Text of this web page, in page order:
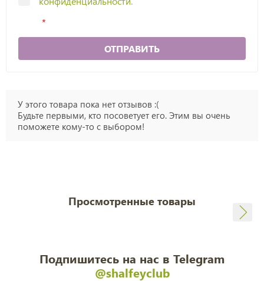
ОТПРАВИТЬ
У этого товара пока нет отзывов :(
Будьте первыми, кто посоветует его. Этим вы очень
поможете кому-то с выбором!
Просмотренные товары
Подпишитесь на нас в Telegram
@shalfeyclub